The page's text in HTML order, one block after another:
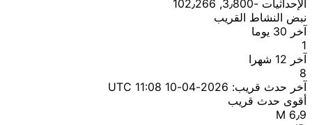
الإحداثيات ؜-3٫800, 102٫266
نبض النشاط القريب
آخر 30 يوما
1
آخر 12 شهرا
8
آخر حدث قريب: 2026-04-10 11:08 UTC
أقوى حدث قريب
M 6٫9